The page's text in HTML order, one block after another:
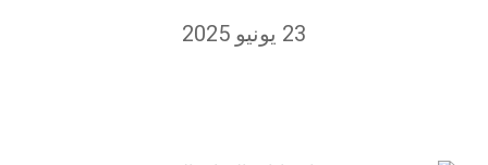
23 يونيو 2025